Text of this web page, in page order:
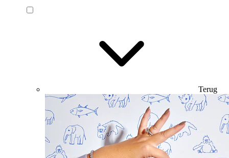
Terug